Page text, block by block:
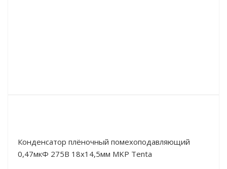
Конденсатор плёночный помехоподавляющий
0,47мкФ 275В 18х14,5мм MKP Tenta